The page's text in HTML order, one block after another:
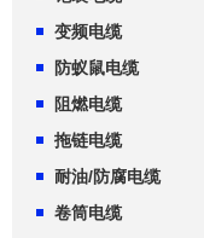
变频电缆
防蚁鼠电缆
阻燃电缆
拖链电缆
耐油/防腐电缆
卷筒电缆